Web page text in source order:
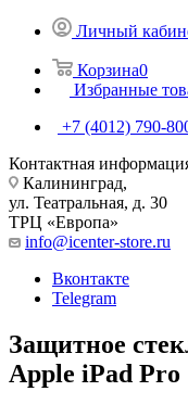
Личный
Корзина0
Избранные
+7 (4012) 790-
Контактная
Калининград,
ул. Театральная, д. 30
ТРЦ «Европа»
info@icenter-store.ru
Вконтакте
Telegram
Защитное
Apple iPad Pro